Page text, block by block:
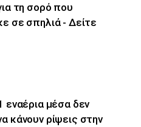
τη σορό που
σε σπηλιά - Δείτε
εναέρια μέσα δεν
κάνουν ρίψεις στην